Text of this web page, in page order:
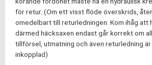
för retur. (Om ett visst flöde överskrids,
omedelbart till returledningen. Kom ihåg att
därmed häcksaxen endast går korrekt om
tillförsel, utmatning och även returledning
inkopplad)